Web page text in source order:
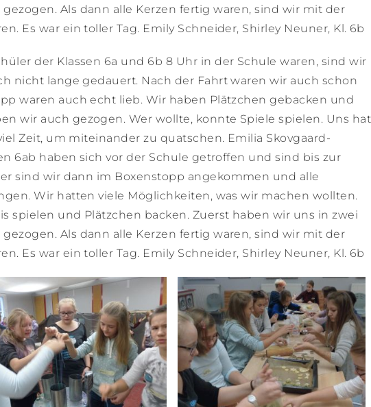
Als dann alle Kerzen fertig waren, sind wir mit der
Es war ein toller Tag. Emily Schneider, Shirley Neuner, Kl. 6b
der Klassen 6a und 6b 8 Uhr in der Schule waren, sind wir
nicht lange gedauert. Nach der Fahrt waren wir auch schon
waren auch echt lieb. Wir haben Plätzchen gebacken und
wir auch gezogen. Wer wollte, konnte Spiele spielen. Uns hat
Zeit, um miteinander zu quatschen. Emilia Skovgaard-
6ab haben sich vor der Schule getroffen und sind bis zur
sind wir dann im Boxenstopp angekommen und alle
Wir hatten viele Möglichkeiten, was wir machen wollten.
spielen und Plätzchen backen. Zuerst haben wir uns in zwei
Als dann alle Kerzen fertig waren, sind wir mit der
Es war ein toller Tag. Emily Schneider, Shirley Neuner, Kl. 6b